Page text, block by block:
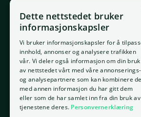
E-post
support@placepoint.no
Selskapet
Hjem
Om oss
Ansatte
Kontakt oss
Personvern
Vilkår for bruk
Informasjonskapsler
Forstå
Finne
Finn riktig
Finn riktig
Verdi og
Risiko
Portefølje
Dette nettstedet bruker
informasjonskapsler
Vi bruker informasjonskapsler for å
innhold, annonser og analysere trafikken
vår. Vi deler også informasjon om din bruk
av nettstedet vårt med våre annonserings-
og analysepartnere som kan kombinere
med annen informasjon du har gitt dem
eller som de har samlet inn fra din bruk av
tjenestene deres. Personvernerklæring